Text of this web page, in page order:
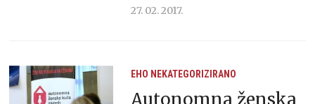
27. 02. 2017.
EHO NEKATEGORIZIRANO
Autonomna ženska